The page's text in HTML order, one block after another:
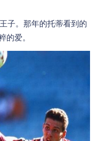
子。那年的托蒂看到的
的爱。